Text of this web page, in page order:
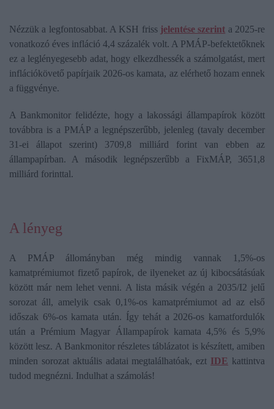
Nézzük a legfontosabbat. A KSH friss jelentése szerint a 2025-re
vonatkozó éves infláció 4,4 százalék volt. A PMÁP-befektetőknek
ez a leglényegesebb adat, hogy elkezdhessék a számolgatást, mert
inflációkövető papírjaik 2026-os kamata, az elérhető hozam ennek
a függvénye.
A Bankmonitor felidézte, hogy a lakossági állampapírok között
továbbra is a PMÁP a legnépszerűbb, jelenleg (tavaly december
31-ei állapot szerint) 3709,8 milliárd forint van ebben az
állampapírban. A második legnépszerűbb a FixMÁP, 3651,8
milliárd forinttal.
A lényeg
A PMÁP állományban még mindig vannak 1,5%-os
kamatprémiumot fizető papírok, de ilyeneket az új kibocsátásúak
között már nem lehet venni. A lista másik végén a 2035/I2 jelű
sorozat áll, amelyik csak 0,1%-os kamatprémiumot ad az első
időszak 6%-os kamata után. Így tehát a 2026-os kamatfordulók
után a Prémium Magyar Állampapírok kamata 4,5% és 5,9%
között lesz. A Bankmonitor részletes táblázatot is készített, amiben
minden sorozat aktuális adatai megtalálhatóak, ezt IDE kattintva
tudod megnézni. Indulhat a számolás!